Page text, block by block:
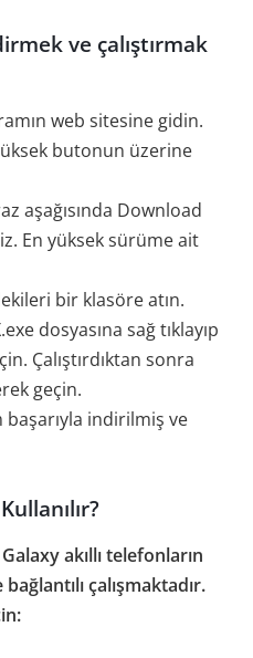
ve çalıştırmak
web sitesine gidin.
butonun üzerine
aşağısında Download
En yüksek sürüme ait
bir klasöre atın.
dosyasına sağ tıklayıp
Çalıştırdıktan sonra
geçin.
başarıyla indirilmiş ve
akıllı telefonların
çalışmaktadır.